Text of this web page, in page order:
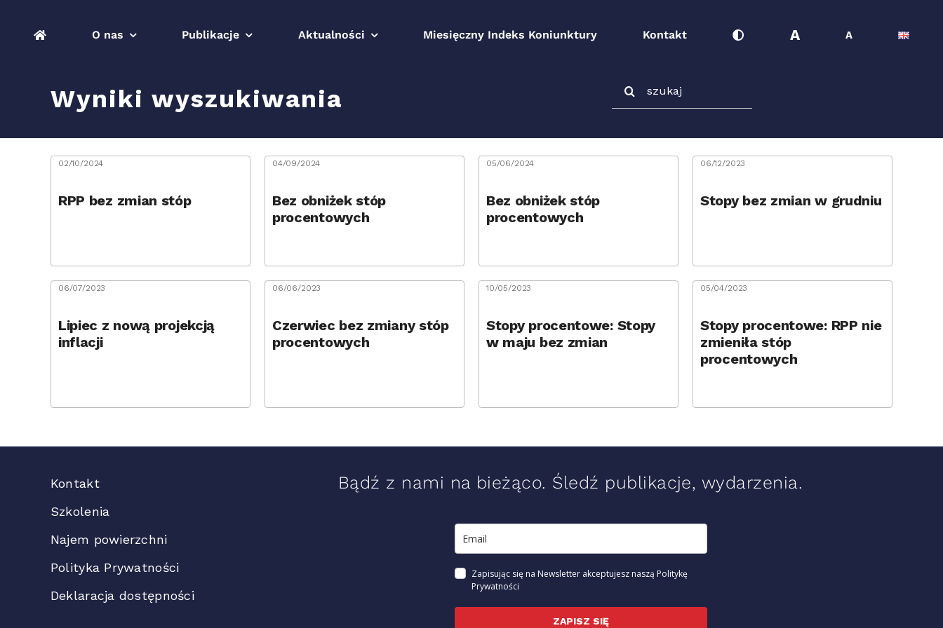
O nas Publikacje Aktualności Miesięczny Indeks Koniunktury Kontakt A A
Wyniki wyszukiwania
02/10/2024
RPP bez zmian stóp
04/09/2024
Bez obniżek stóp
procentowych
05/06/2024
Bez obniżek stóp
procentowych
06/12/2023
Stopy bez zmian w grudniu
06/07/2023
Lipiec z nową projekcją
inflacji
06/06/2023
Czerwiec bez zmiany stóp
procentowych
10/05/2023
Stopy procentowe: Stopy
w maju bez zmian
05/04/2023
Stopy procentowe: RPP nie
zmieniła stóp
procentowych
Kontakt
Szkolenia
Najem powierzchni
Polityka Prywatności
Deklaracja dostępności
Bądź z nami na bieżąco. Śledź publikacje, wydarzenia.
Zapisując się na Newsletter akceptujesz naszą Politykę
Prywatności
ZAPISZ SIĘ